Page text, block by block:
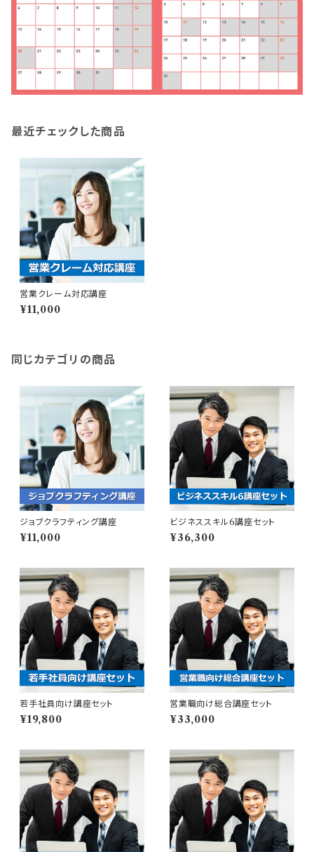
最近チェックした商品
営業クレーム対応講座
¥11,000
同じカテゴリの商品
ジョブクラフティング講座
¥11,000
ビジネススキル6講座セット
¥36,300
若手社員向け講座セット
¥19,800
営業職向け総合講座セット
¥33,000